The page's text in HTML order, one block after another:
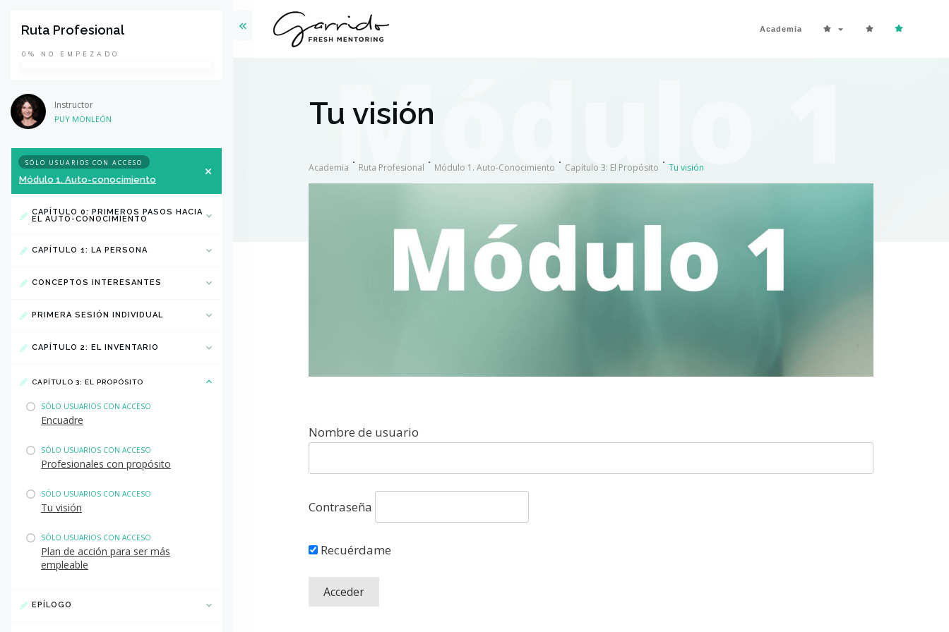
Academia
Tu visión
Academia Ruta Profesional Módulo 1. Auto-Conocimiento Capítulo 3: El Propósito Tu visión
Nombre de usuario
Contraseña
Recuérdame
Ruta Profesional
0% NO EMPEZADO
Instructor
PUY MONLEÓN
SÓLO USUARIOS CON ACCESO
Módulo 1. Auto-conocimiento
CAPÍTULO 0: PRIMEROS PASOS HACIA
EL AUTO-CONOCIMIENTO
CAPÍTULO 1: LA PERSONA
CONCEPTOS INTERESANTES
PRIMERA SESIÓN INDIVIDUAL
CAPÍTULO 2: EL INVENTARIO
CAPÍTULO 3: EL PROPÓSITO
SÓLO USUARIOS CON ACCESO
Encuadre
SÓLO USUARIOS CON ACCESO
Profesionales con propósito
SÓLO USUARIOS CON ACCESO
Tu visión
SÓLO USUARIOS CON ACCESO
Plan de acción para ser más
empleable
EPÍLOGO